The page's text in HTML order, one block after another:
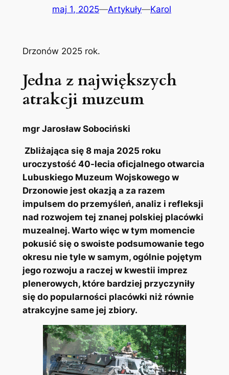
maj 1, 2025—Artykuły—Karol
Drzonów 2025 rok.
Jedna z największych
atrakcji muzeum
mgr Jarosław Sobociński
Zbliżająca się 8 maja 2025 roku
uroczystość 40-lecia oficjalnego otwarcia
Lubuskiego Muzeum Wojskowego w
Drzonowie jest okazją a za razem
impulsem do przemyśleń, analiz i refleksji
nad rozwojem tej znanej polskiej placówki
muzealnej. Warto więc w tym momencie
pokusić się o swoiste podsumowanie tego
okresu nie tyle w samym, ogólnie pojętym
jego rozwoju a raczej w kwestii imprez
plenerowych, które bardziej przyczyniły
się do popularności placówki niż równie
atrakcyjne same jej zbiory.